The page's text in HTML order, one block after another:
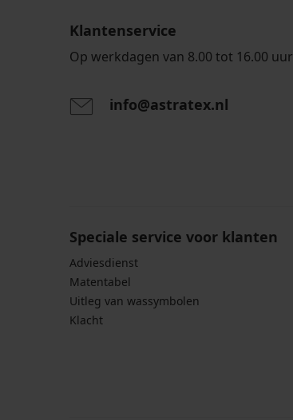
AND
14,99
Klantenservice
Op werkdagen van 8.00 tot 16.00 uur
info@astratex.nl
Speciale service voor klanten
Adviesdienst
Matentabel
Uitleg van wassymbolen
Klacht